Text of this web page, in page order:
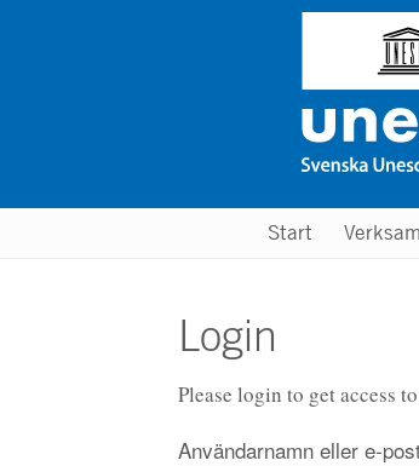
Start
Login
Please login to get access
Användarnamn eller e-